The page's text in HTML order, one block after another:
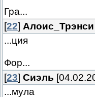
Гра...
[22] Алоис_Трэнси
...ция
Фор...
[23] Сиэль
...мула